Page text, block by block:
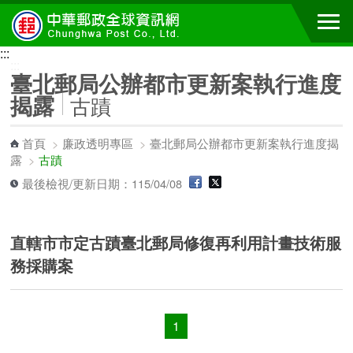
跳到主要內容區塊
:::
臺北郵局公辦都市更新案執行進度
揭露 古蹟
首頁 > 廉政透明專區 >臺北郵局公辦都市更新案執行進度揭
露 >古蹟
最後檢視/更新日期：115/04/08
直轄市市定古蹟臺北郵局修復再利用計畫技術服
務採購案
1